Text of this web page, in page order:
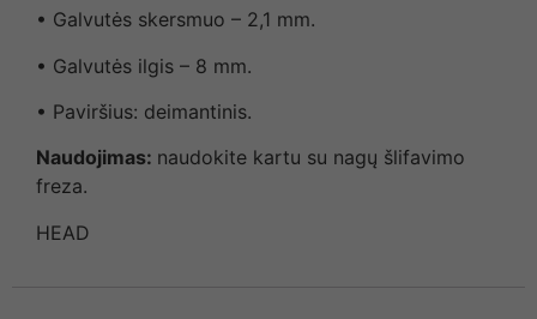
• Galvutės skersmuo – 2,1 mm.
• Galvutės ilgis – 8 mm.
• Paviršius: deimantinis.
Naudojimas: naudokite kartu su nagų šlifavimo
freza.
HEAD